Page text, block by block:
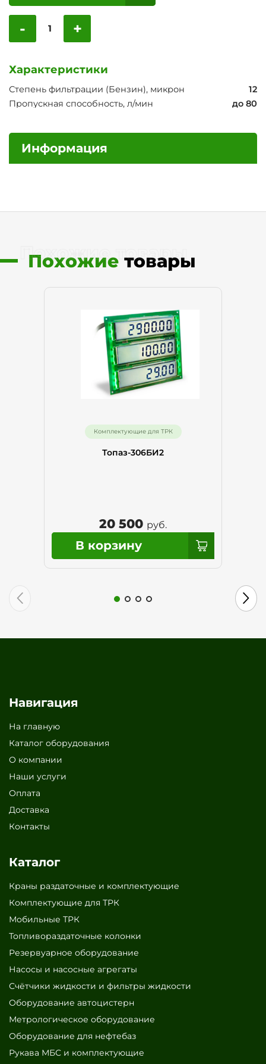
- +
Характеристики
Степень фильтрации (Бензин), микрон
12
Пропускная способность, л/мин
до 80
Информация
Похожие товары
Похожие товары
Комплектующие для ТРК
Топаз-306БИ2
20 500 руб.
Навигация
На главную
Каталог оборудования
О компании
Наши услуги
Оплата
Доставка
Контакты
Каталог
Краны раздаточные и комплектующие
Комплектующие для ТРК
Мобильные ТРК
Топливораздаточные колонки
Резервуарное оборудование
Насосы и насосные агрегаты
Счётчики жидкости и фильтры жидкости
Оборудование автоцистерн
Метрологическое оборудование
Оборудование для нефтебаз
Рукава МБС и комплектующие